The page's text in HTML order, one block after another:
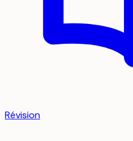
Révision